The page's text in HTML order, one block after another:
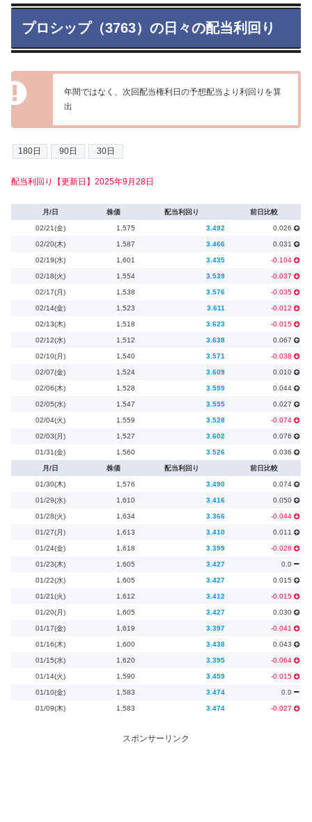
プロシップ（3763）の日々の配当利回り
年間ではなく、次回配当権利日の予想配当より利回りを算
出
配当利回り【更新日】2025年9月28日
月/日 株価 配当利回り 前日比較
02/21(金) 1,575 3.492 0.026
02/20(木) 1,587 3.466 0.031
02/19(水) 1,601 3.435 -0.104
02/18(火) 1,554 3.539 -0.037
02/17(月) 1,538 3.576 -0.035
02/14(金) 1,523 3.611 -0.012
02/13(木) 1,518 3.623 -0.015
02/12(水) 1,512 3.638 0.067
02/10(月) 1,540 3.571 -0.038
02/07(金) 1,524 3.609 0.010
02/06(木) 1,528 3.599 0.044
02/05(水) 1,547 3.555 0.027
02/04(火) 1,559 3.528 -0.074
02/03(月) 1,527 3.602 0.076
01/31(金) 1,560 3.526 0.036
月/日 株価 配当利回り 前日比較
01/30(木) 1,576 3.490 0.074
01/29(水) 1,610 3.416 0.050
01/28(火) 1,634 3.366 -0.044
01/27(月) 1,613 3.410 0.011
01/24(金) 1,618 3.399 -0.028
01/23(木) 1,605 3.427 0.0
01/22(水) 1,605 3.427 0.015
01/21(火) 1,612 3.412 -0.015
01/20(月) 1,605 3.427 0.030
01/17(金) 1,619 3.397 -0.041
01/16(木) 1,600 3.438 0.043
01/15(水) 1,620 3.395 -0.064
01/14(火) 1,590 3.459 -0.015
01/10(金) 1,583 3.474 0.0
01/09(木) 1,583 3.474 -0.027
スポンサーリンク